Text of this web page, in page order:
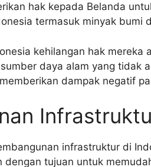
hak kepada Belanda
termasuk minyak bumi
kehilangan hak mereka
daya alam yang tidak
dampak negatif
infrastruktur di
dengan tujuan untuk